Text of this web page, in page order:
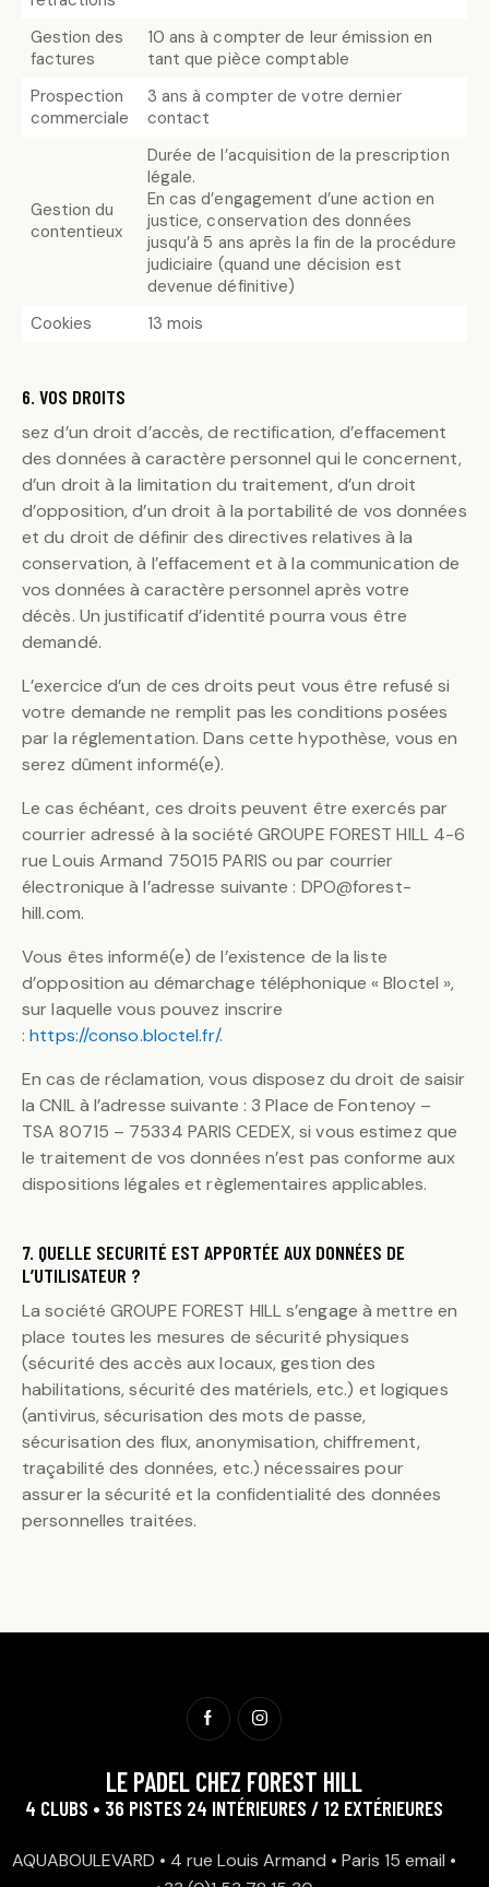
Gestion des
factures
10 ans à compter de leur émission en
tant que pièce comptable
Prospection
commerciale
3 ans à compter de votre dernier
contact
Gestion du
contentieux
Durée de l’acquisition de la prescription
légale.
En cas d’engagement d’une action en
justice, conservation des données
jusqu’à 5 ans après la fin de la procédure
judiciaire (quand une décision est
devenue définitive)
Cookies
13 mois
6. VOS DROITS
sez d’un droit d’accès, de rectification, d’effacement
des données à caractère personnel qui le concernent,
d’un droit à la limitation du traitement, d’un droit
d’opposition, d’un droit à la portabilité de vos données
et du droit de définir des directives relatives à la
conservation, à l’effacement et à la communication de
vos données à caractère personnel après votre
décès. Un justificatif d’identité pourra vous être
demandé.
L’exercice d’un de ces droits peut vous être refusé si
votre demande ne remplit pas les conditions posées
par la réglementation. Dans cette hypothèse, vous en
serez dûment informé(e).
Le cas échéant, ces droits peuvent être exercés par
courrier adressé à la société GROUPE FOREST HILL 4-6
rue Louis Armand 75015 PARIS ou par courrier
électronique à l’adresse suivante : DPO@forest-
hill.com.
Vous êtes informé(e) de l’existence de la liste
d’opposition au démarchage téléphonique « Bloctel »,
sur laquelle vous pouvez inscrire
:https://conso.bloctel.fr/.
En cas de réclamation, vous disposez du droit de saisir
la CNIL à l’adresse suivante : 3 Place de Fontenoy –
TSA 80715 – 75334 PARIS CEDEX, si vous estimez que
le traitement de vos données n’est pas conforme aux
dispositions légales et règlementaires applicables.
7. QUELLE SECURITÉ EST APPORTÉE AUX DONNÉES DE
L’UTILISATEUR ?
La société GROUPE FOREST HILL s’engage à mettre en
place toutes les mesures de sécurité physiques
(sécurité des accès aux locaux, gestion des
habilitations, sécurité des matériels, etc.) et logiques
(antivirus, sécurisation des mots de passe,
sécurisation des flux, anonymisation, chiffrement,
traçabilité des données, etc.) nécessaires pour
assurer la sécurité et la confidentialité des données
personnelles traitées.
LE PADEL CHEZ FOREST HILL
4 CLUBS • 36 PISTES 24 INTÉRIEURES / 12 EXTÉRIEURES
AQUABOULEVARD • 4 rue Louis Armand • Paris 15 email •